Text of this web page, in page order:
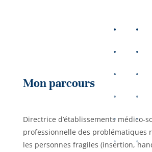
Mon parcours
Directrice d’établissements médico-
professionnelle des problématiques
les personnes fragiles (insertion,